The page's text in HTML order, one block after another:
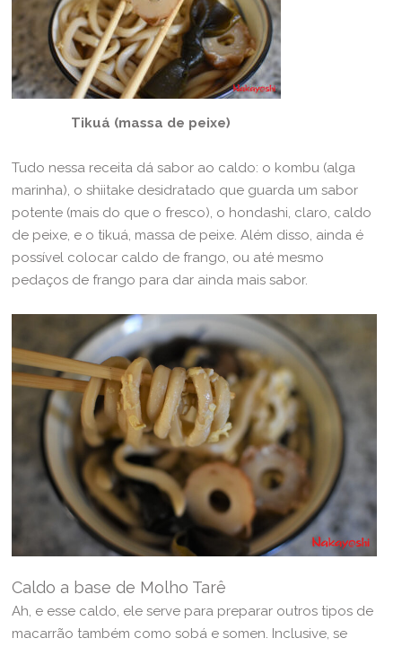
Tikuá (massa de peixe)
Tudo nessa receita dá sabor ao caldo: o kombu (alga
marinha), o shiitake desidratado que guarda um sabor
potente (mais do que o fresco), o hondashi, claro, caldo
de peixe, e o tikuá, massa de peixe. Além disso, ainda é
possível colocar caldo de frango, ou até mesmo
pedaços de frango para dar ainda mais sabor.
Caldo a base de Molho Tarê
Ah, e esse caldo, ele serve para preparar outros tipos de
macarrão também como sobá e somen. Inclusive, se